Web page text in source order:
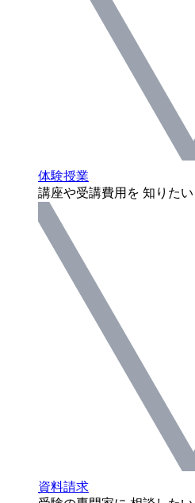
体験授業
講座や受講費用を 知りたい
資料請求